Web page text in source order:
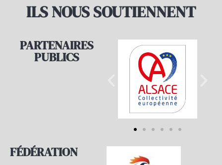
ILS NOUS SOUTIENNENT
PARTENAIRES
PUBLICS
FÉDÉRATION